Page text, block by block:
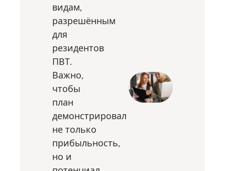
видам,
разрешённым
для
резидентов
ПВТ.
Важно,
чтобы
план
демонстрировал
не только
прибыльность,
но и